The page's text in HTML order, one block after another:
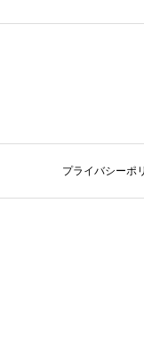
プライバシーポ